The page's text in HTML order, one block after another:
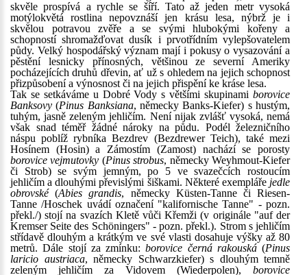
skvěle prospívá a rychle se šíří. Tato až jeden metr vysoká
motýlokvětá rostlina nepovznáší jen krásu lesa, nýbrž je i
skvělou potravou zvěře a se svými hlubokými kořeny a
schopností shromažďovat dusík i prvotřídním vylepšovatelem
půdy. Velký hospodářský význam mají i pokusy o vysazování a
pěstění lesnicky přínosných, většinou ze severní Ameriky
pocházejících druhů dřevin, ať už s ohledem na jejich schopnost
přizpůsobení a výnosnost či na jejich přispění ke kráse lesa.
Tak se setkáváme u Dobré Vody s většími skupinami borovice
Banksovy (Pinus Banksiana, německy Banks-Kiefer) s hustým,
tuhým, jasně zeleným jehličím. Není nijak zvlášť vysoká, nemá
však snad téměř žádné nároky na půdu. Podél železničního
náspu poblíž rybníka Bezdrev (Bezdrewer Teich), také mezi
Hosínem (Hosin) a Zámostím (Zamost) nachází se porosty
borovice vejmutovky (Pinus strobus, německy Weyhmout-Kiefer
či Strob) se svým jemným, po 5 ve svazečcích rostoucím
jehličím a dlouhými převislými šiškami. Některé exempláře jedle
obrovské(Abies grandis, německy Küsten-Tanne či Riesen-
Tanne /Hoschek uvádí označení "kalifornische Tanne" - pozn.
překl./) stojí na svazích Kletě vůči Křemži (v originále "auf der
Kremser Seite des Schöningers" - pozn. překl.). Strom s jehličím
střídavě dlouhým a krátkým ve své vlasti dosahuje výšky až 80
metrů. Dále stojí za zmínku:borovice černá rakouská(Pinus
laricio austriaca, německy Schwarzkiefer) s dlouhým temně
zeleným jehličím za Vidovem (Wiederpolen), borovice